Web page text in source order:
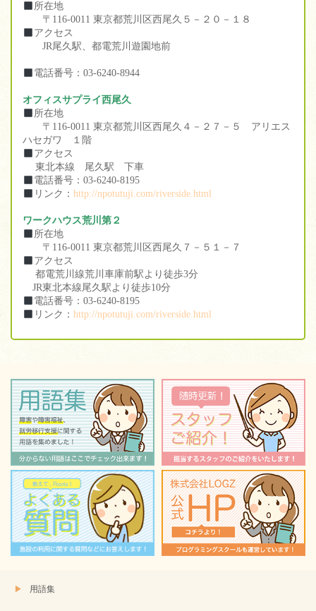
所在地
〒116-0011 東京都荒川区西尾久５－２０－１８
アクセス
JR尾久駅、都電荒川遊園地前
電話番号：03-6240-8944
オフィスサプライ西尾久
所在地
〒116-0011 東京都荒川区西尾久４－２７－５ アリエス
ハセガワ １階
アクセス
東北本線 尾久駅 下車
電話番号：03-6240-8195
リンク： http://npotutuji.com/riverside.html
ワークハウス荒川第２
所在地
〒116-0011 東京都荒川区西尾久７－５１－７
アクセス
都電荒川線荒川車庫前駅より徒歩3分
JR東北本線尾久駅より徒歩10分
電話番号：03-6240-8195
リンク： http://npotutuji.com/riverside.html
用語集